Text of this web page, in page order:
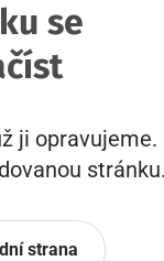
se
ji opravujeme.
stránku.
strana